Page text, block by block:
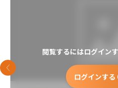
閲覧するにはログイン
ログインする
前のスライド